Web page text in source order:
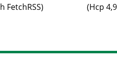
FetchRSS)
(Hcp